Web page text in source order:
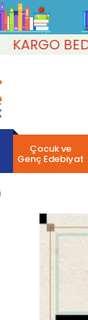
BEDAVA
Çocuk ve
Genç Edebiyat